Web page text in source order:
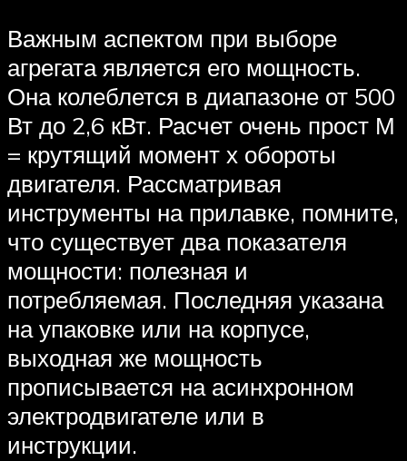
Важным аспектом при выборе
агрегата является его мощность.
Она колеблется в диапазоне от 500
Вт до 2,6 кВт. Расчет очень прост М
= крутящий момент х обороты
двигателя. Рассматривая
инструменты на прилавке, помните,
что существует два показателя
мощности: полезная и
потребляемая. Последняя указана
на упаковке или на корпусе,
выходная же мощность
прописывается на асинхронном
электродвигателе или в
инструкции.